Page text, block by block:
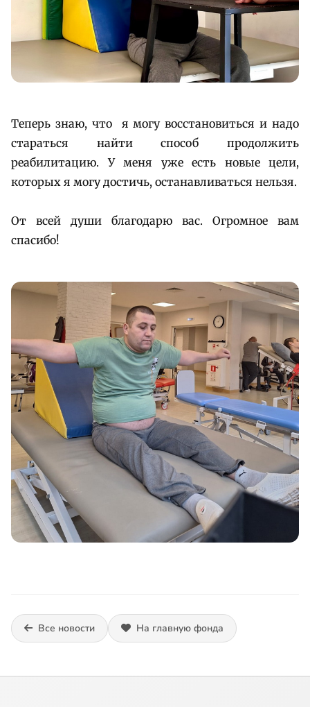
Теперь знаю, что я могу восстановиться и надо
стараться найти способ продолжить
реабилитацию. У меня уже есть новые цели,
которых я могу достичь, останавливаться нельзя.
От всей души благодарю вас. Огромное вам
спасибо!
Все новости На главную фонда